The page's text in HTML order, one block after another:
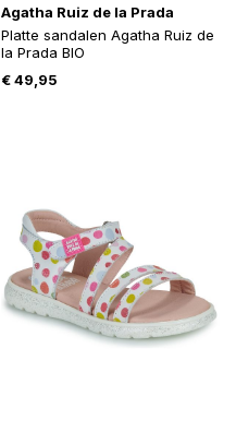
Agatha Ruiz de la Prada
Platte sandalen Agatha Ruiz de
la Prada BIO
€49,95